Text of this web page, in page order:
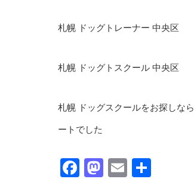
札幌 ドッグトレーナー 中央区
札幌 ドッグトスクール 中央区
札幌 ドッグスクールをお探しな
ートでした
Facebook
Mastodon
Email